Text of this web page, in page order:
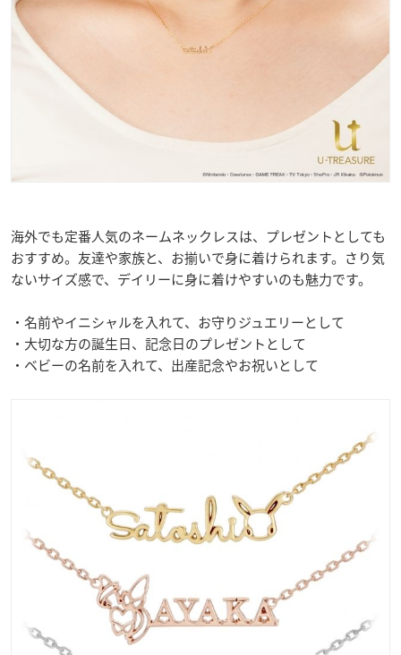
海外でも定番人気のネームネックレスは、プレゼントとしても
おすすめ。友達や家族と、お揃いで身に着けられます。さり気
ないサイズ感で、デイリーに身に着けやすいのも魅力です。
・名前やイニシャルを入れて、お守りジュエリーとして
・大切な方の誕生日、記念日のプレゼントとして
・ベビーの名前を入れて、出産記念やお祝いとして